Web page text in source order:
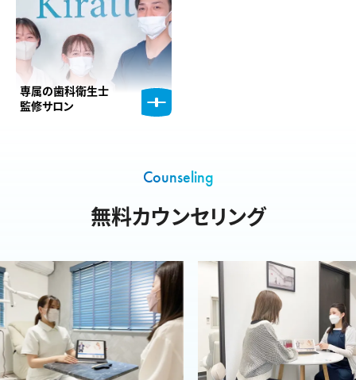
専属の歯科衛生士
監修サロン
Counseling
無料カウンセリング